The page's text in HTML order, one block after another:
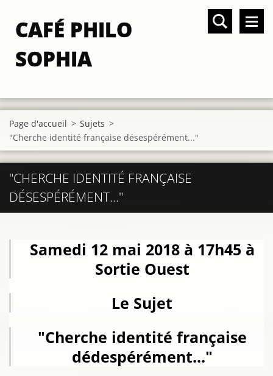
CAFÉ PHILO
SOPHIA
Page d'accueil > Sujets >
"Cherche identité française désespérément..."
"CHERCHE IDENTITÉ FRANÇAISE
DÉSESPÉRÉMENT..."
Samedi 12 mai 2018 à 17h45 à
Sortie Ouest
Le Sujet
"Cherche identité française
dédespérément..."